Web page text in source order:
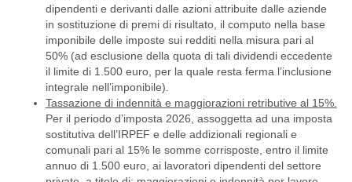
dipendenti e derivanti dalle azioni attribuite dalle aziende
in sostituzione di premi di risultato, il computo nella base
imponibile delle imposte sui redditi nella misura pari al
50% (ad esclusione della quota di tali dividendi eccedente
il limite di 1.500 euro, per la quale resta ferma l’inclusione
integrale nell’imponibile).
Tassazione di indennità e maggiorazioni retributive al 15%.
Per il periodo d’imposta 2026, assoggetta ad una imposta
sostitutiva dell’IRPEF e delle addizionali regionali e
comunali pari al 15% le somme corrisposte, entro il limite
annuo di 1.500 euro, ai lavoratori dipendenti del settore